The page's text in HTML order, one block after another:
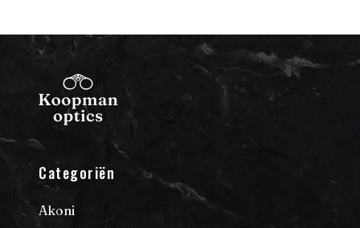
Categoriën
Akoni